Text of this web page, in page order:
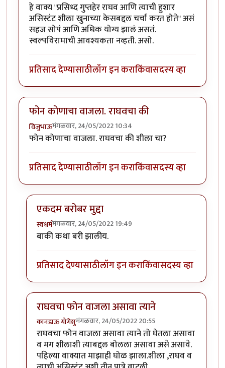
हे वाक्य "प्रसिध्द गुप्तहेर राघव आणि त्याची हुशार
असिस्टंट शीला खुनाच्या केसबद्दल चर्चा करत होते" असं
सहज सोपं आणि अधिक योग्य झालं असतं.
स्वल्पविरामाची आवश्यकता नव्हती. असो.
प्रतिसाद देण्यासाठीलॉग इन कराकिंवासदस्य व्हा
फोन कोणाचा वाजला. राघवचा की
विजुभाऊमंगळवार, 24/05/2022 10:34
फोन कोणाचा वाजला. राघवचा की शीला चा?
प्रतिसाद देण्यासाठीलॉग इन कराकिंवासदस्य व्हा
एकदम बरोबर मुद्दा
स्वधर्ममंगळवार, 24/05/2022 19:49
In reply toफोन कोणाचा वाजला. राघवचा की
बाकी कथा बरी झालीय.
प्रतिसाद देण्यासाठीलॉग इन कराकिंवासदस्य व्हा
राघवचा फोन वाजला असावा त्याने
कानडाऊ योगेशुमंगळवार, 24/05/2022 20:55
In reply toफोन कोणाचा वाजला. राघवचा कीbyविजुभाऊ
राघवचा फोन वाजला असावा त्याने तो घेतला असावा
व मग शीलाशी त्याबद्दल बोलला असावा असे असावे.
पहिल्या वाक्यात माझाही घोळ झाला.शीला ,राघव व